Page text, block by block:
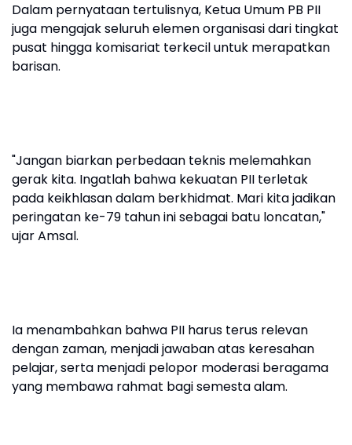
Dalam pernyataan tertulisnya, Ketua Umum PB PII
juga mengajak seluruh elemen organisasi dari tingkat
pusat hingga komisariat terkecil untuk merapatkan
barisan.
"Jangan biarkan perbedaan teknis melemahkan
gerak kita. Ingatlah bahwa kekuatan PII terletak
pada keikhlasan dalam berkhidmat. Mari kita jadikan
peringatan ke-79 tahun ini sebagai batu loncatan,"
ujar Amsal.
Ia menambahkan bahwa PII harus terus relevan
dengan zaman, menjadi jawaban atas keresahan
pelajar, serta menjadi pelopor moderasi beragama
yang membawa rahmat bagi semesta alam.